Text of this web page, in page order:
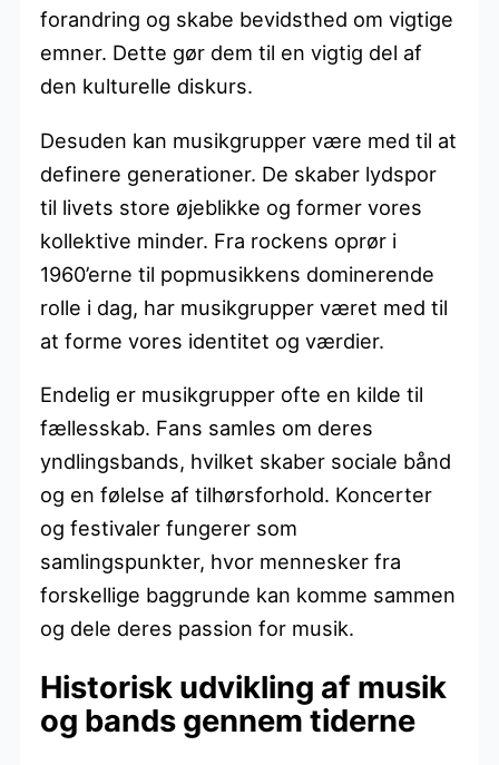
forandring og skabe bevidsthed om vigtige
emner. Dette gør dem til en vigtig del af
den kulturelle diskurs.
Desuden kan musikgrupper være med til at
definere generationer. De skaber lydspor
til livets store øjeblikke og former vores
kollektive minder. Fra rockens oprør i
1960’erne til popmusikkens dominerende
rolle i dag, har musikgrupper været med til
at forme vores identitet og værdier.
Endelig er musikgrupper ofte en kilde til
fællesskab. Fans samles om deres
yndlingsbands, hvilket skaber sociale bånd
og en følelse af tilhørsforhold. Koncerter
og festivaler fungerer som
samlingspunkter, hvor mennesker fra
forskellige baggrunde kan komme sammen
og dele deres passion for musik.
Historisk udvikling af musik
og bands gennem tiderne